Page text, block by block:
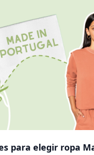
para elegir ropa